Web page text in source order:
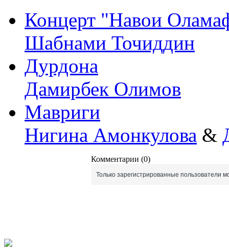
Концерт "Навои
Шабнами Точиддин
Дурдона
Дамирбек Олимов
Мавриги
Нигина Амонкулова &
Комментарии (0)
Только зарегистрированные пользователи